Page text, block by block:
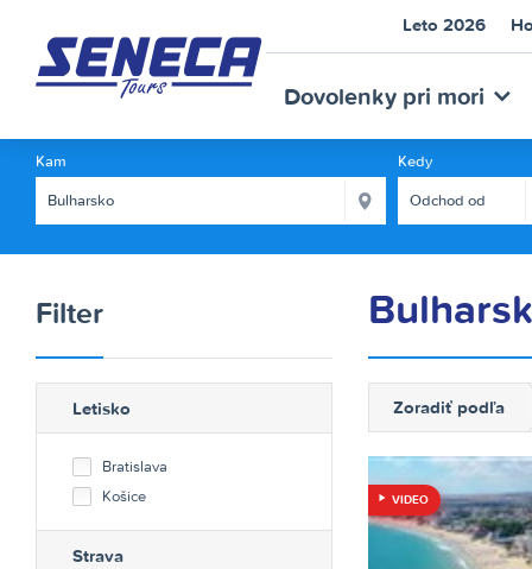
Leto 2026
Dovolenky pri mori
Kam Kedy
Filter
Letisko
Bratislava
Košice
Strava
Zoradiť podľa
VIDEO